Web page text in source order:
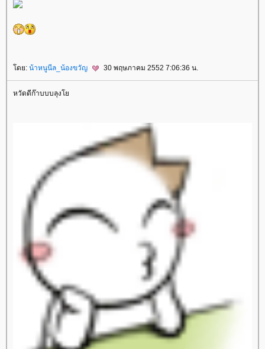
ดย: น้าหนูนีล_น้องขวัญ 30 พฤษภาคม 2552 7:06:36 น.
หวัดดีก๊าบบบลุง